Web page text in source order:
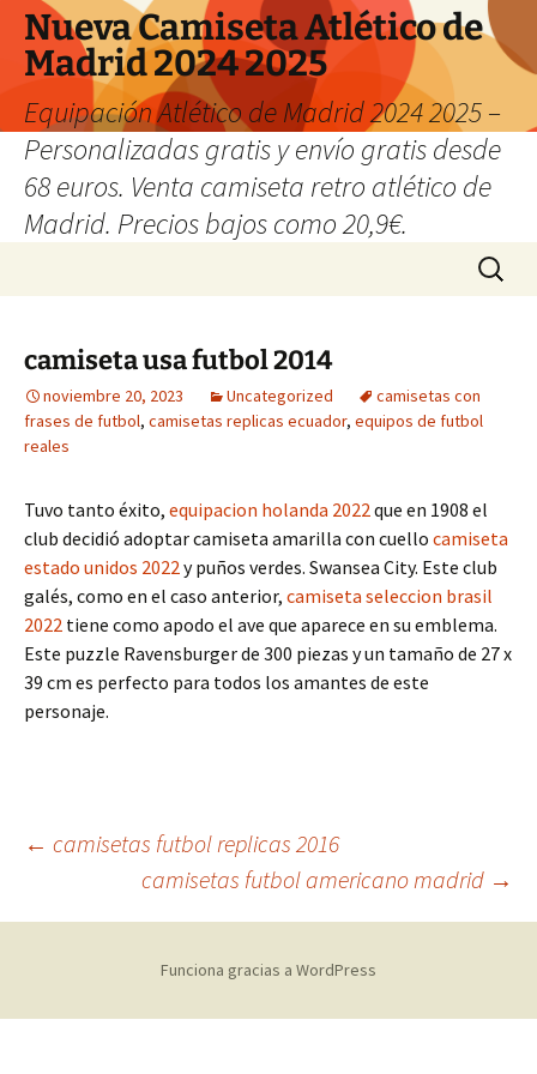
Nueva Camiseta Atlético de
Madrid 2024 2025
Equipación Atlético de Madrid 2024 2025 –
Personalizadas gratis y envío gratis desde
68 euros. Venta camiseta retro atlético de
Madrid. Precios bajos como 20,9€.
Buscar:
camiseta usa futbol 2014
noviembre 20, 2023 Uncategorized
camisetas con
frases de futbol, camisetas replicas ecuador, equipos de futbol
reales
Tuvo tanto éxito, equipacion holanda 2022que en 1908 el
club decidió adoptar camiseta amarilla con cuello camiseta
estado unidos 2022y puños verdes. Swansea City. Este club
galés, como en el caso anterior, camiseta seleccion brasil
2022 tiene como apodo el ave que aparece en su emblema.
Este puzzle Ravensburger de 300 piezas y un tamaño de 27 x
39 cm es perfecto para todos los amantes de este
personaje.
Navegación
de
entradas
← camisetas futbol replicas 2016
camisetas futbol americano madrid →
Funciona gracias a WordPress